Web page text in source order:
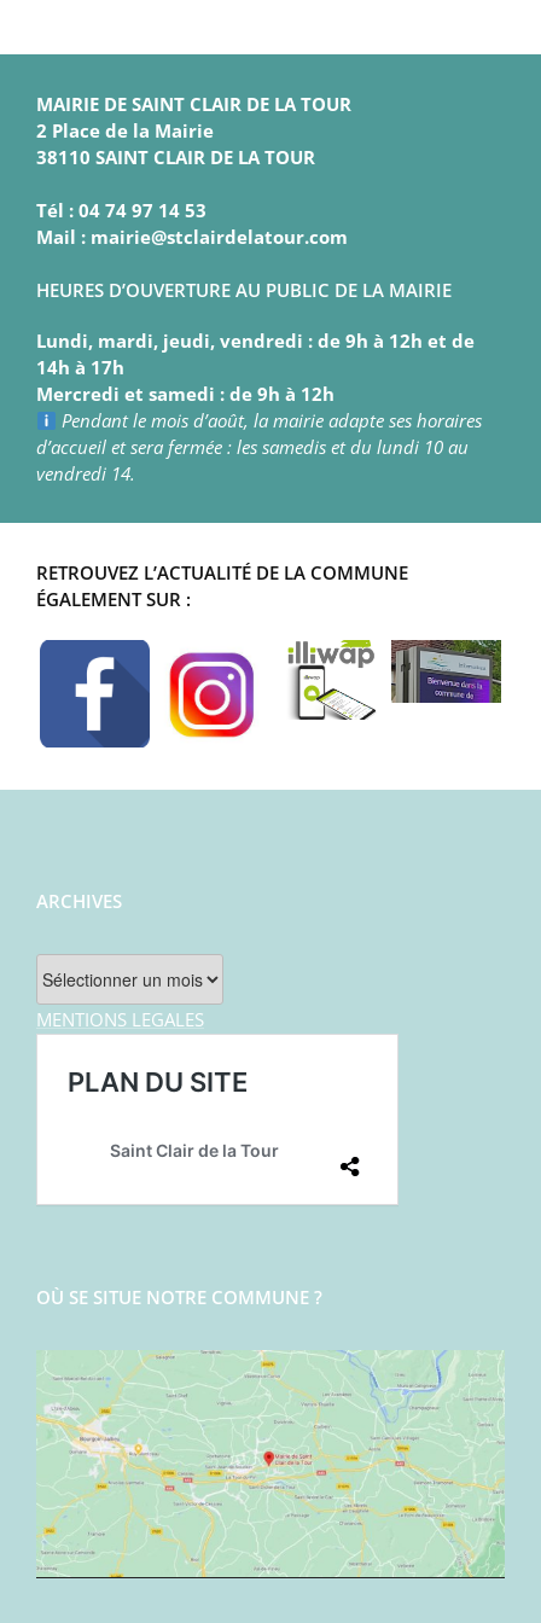
MAIRIE DE SAINT CLAIR DE LA TOUR
2 Place de la Mairie
38110 SAINT CLAIR DE LA TOUR
Tél : 04 74 97 14 53
Mail : mairie@stclairdelatour.com
HEURES D’OUVERTURE AU PUBLIC DE LA MAIRIE
Lundi, mardi, jeudi, vendredi : de 9h à 12h et de
14h à 17h
Mercredi et samedi : de 9h à 12h
Pendant le mois d’août, la mairie adapte ses horaires
d’accueil et sera fermée : les samedis et du lundi 10 au
vendredi 14.
RETROUVEZ L’ACTUALITÉ DE LA COMMUNE
ÉGALEMENT SUR :
ARCHIVES
Archives
MENTIONS LEGALES
OÙ SE SITUE NOTRE COMMUNE ?